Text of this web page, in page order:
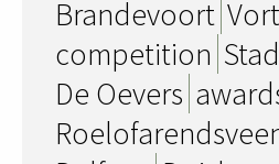
Brandevoort
competition
De Oevers